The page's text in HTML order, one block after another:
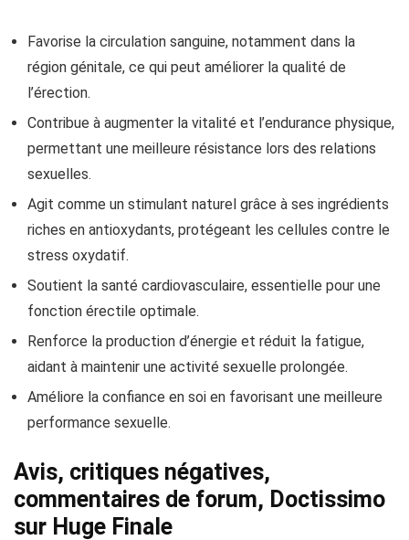
Favorise la circulation sanguine, notamment dans la
région génitale, ce qui peut améliorer la qualité de
l’érection.
Contribue à augmenter la vitalité et l’endurance physique,
permettant une meilleure résistance lors des relations
sexuelles.
Agit comme un stimulant naturel grâce à ses ingrédients
riches en antioxydants, protégeant les cellules contre le
stress oxydatif.
Soutient la santé cardiovasculaire, essentielle pour une
fonction érectile optimale.
Renforce la production d’énergie et réduit la fatigue,
aidant à maintenir une activité sexuelle prolongée.
Améliore la confiance en soi en favorisant une meilleure
performance sexuelle.
Avis, critiques négatives,
commentaires de forum, Doctissimo
sur Huge Finale